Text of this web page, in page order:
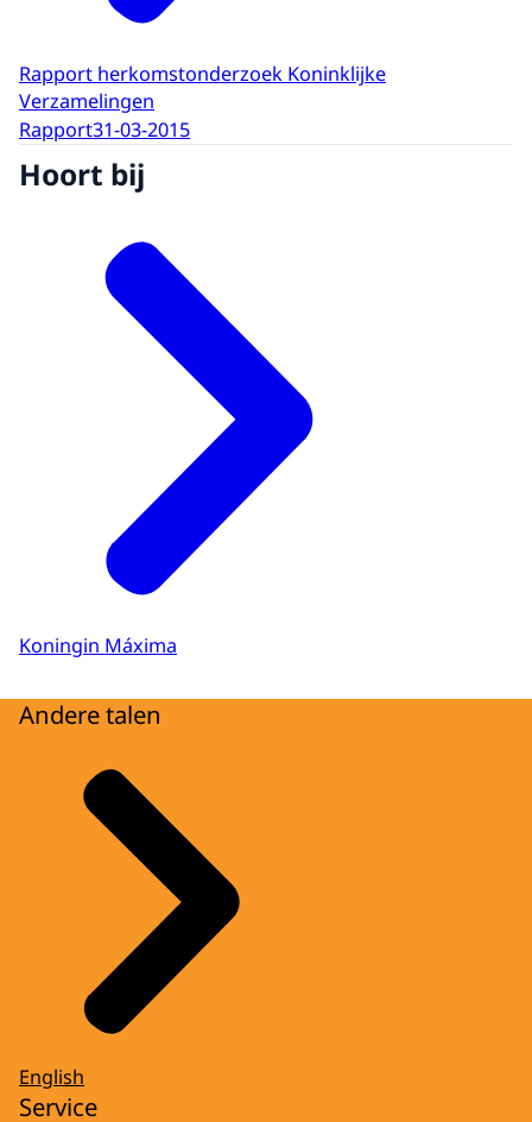
Rapport herkomstonderzoek Koninklijke
Verzamelingen
Rapport31-03-2015
Hoort bij
Koningin Máxima
Andere talen
English
Service